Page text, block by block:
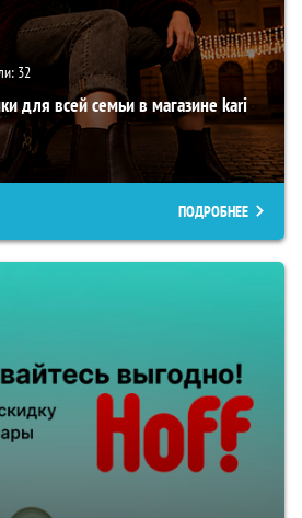
32
для всей семьи в магазине kari
ПОДРОБНЕЕ